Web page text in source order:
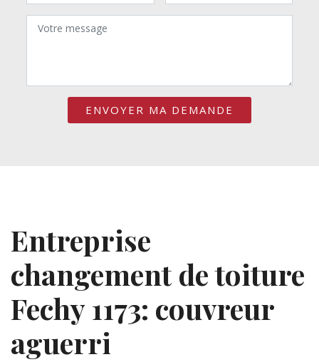
Entreprise
changement de toiture
Fechy 1173: couvreur
aguerri